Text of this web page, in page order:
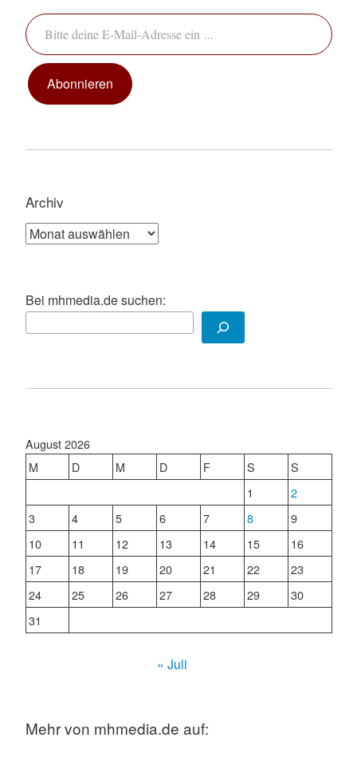
Bitte deine E-Mail-Adresse ein ...
Abonnieren
Archiv
Archiv
Bei mhmedia.de suchen:
August 2026
M
D M D F S
S
1
2
3
4 5 6 7 8
9
10
11 12 13 14 15
16
17
18 19 20 21 22
23
24
25 26 27 28 29
30
31
« Juli
Mehr von mhmedia.de auf: